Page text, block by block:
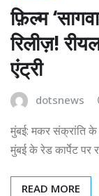
फ़िल्म
रिलीज़!
एंट्री
dotsnews
मुंबई: मकर संक्रांति के
मुंबई के रेड कार्पेट पर
READ MORE